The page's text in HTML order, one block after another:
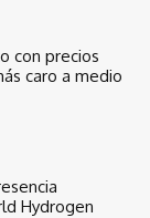
con precios
caro a medio
Hydrogen